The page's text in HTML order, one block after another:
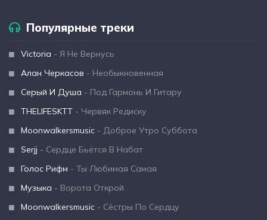
Популярные треки
Victoria - Я Не Вернусь
Алан Черкасов - Необыкновенная
Серый И Душа - Под Гармонь И Гитару
THELIFESKTT - Червяк Редиску
Moonwalkersmusic - Доброе Утро Суббота
Serjj - Сердце Бьётся В Набат
Голос Рифм - Ты Любимая Самая
Музыка - Ворота Открой
Moonwalkersmusic - Сёстры По Сердцу